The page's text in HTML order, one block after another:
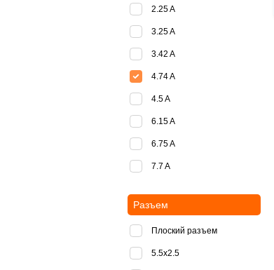
2.25 A
3.25 A
3.42 A
4.74 A
4.5 A
6.15 A
6.75 A
7.7 A
Разъем
Плоский разъем
5.5x2.5